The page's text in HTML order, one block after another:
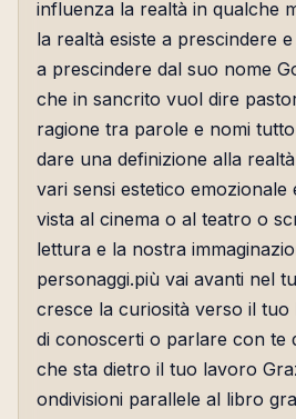
influenza la realtà in qualche
la realtà esiste a prescindere
a prescindere dal suo nome
che in sancrito vuol dire
ragione tra parole e nomi
dare una definizione alla
vari sensi estetico emozionale
vista al cinema o al teatro o
lettura e la nostra
personaggi.più vai avanti nel
cresce la curiosità verso il tuo
di conoscerti o parlare con te
che sta dietro il tuo lavoro
ondivisioni parallele al libro